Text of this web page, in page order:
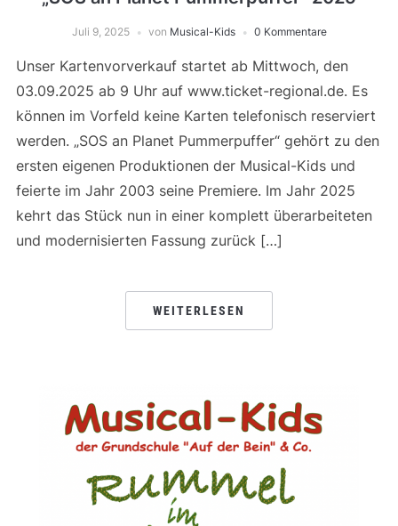
Juli 9, 2025 von Musical-Kids 0 Kommentare
Unser Kartenvorverkauf startet ab Mittwoch, den
03.09.2025 ab 9 Uhr auf www.ticket-regional.de. Es
können im Vorfeld keine Karten telefonisch reserviert
werden. „SOS an Planet Pummerpuffer“ gehört zu den
ersten eigenen Produktionen der Musical-Kids und
feierte im Jahr 2003 seine Premiere. Im Jahr 2025
kehrt das Stück nun in einer komplett überarbeiteten
und modernisierten Fassung zurück […]
WEITERLESEN